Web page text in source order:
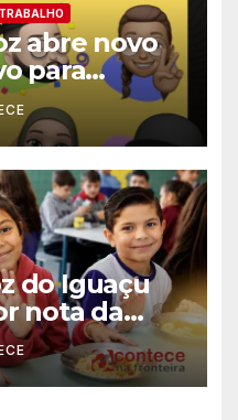
TRABALHO
abre novo
para
do Iguaçu
nota da